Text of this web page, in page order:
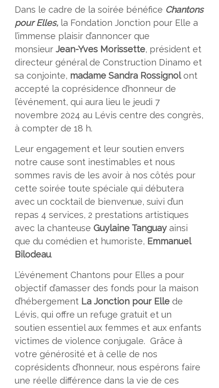
Dans le cadre de la soirée bénéfice Chantons
pour Elles, la Fondation Jonction pour Elle a
l’immense plaisir d’annoncer que
monsieur Jean-Yves Morissette, président et
directeur général de Construction Dinamo et
sa conjointe, madame Sandra Rossignolont
accepté la coprésidence d’honneur de
l’événement, qui aura lieu le jeudi 7
novembre 2024 au Lévis centre des congrès,
à compter de 18 h.
Leur engagement et leur soutien envers
notre cause sont inestimables et nous
sommes ravis de les avoir à nos côtés pour
cette soirée toute spéciale qui débutera
avec un cocktail de bienvenue, suivi d’un
repas 4 services, 2 prestations artistiques
avec la chanteuse Guylaine Tanguayainsi
que du comédien et humoriste, Emmanuel
Bilodeau.
L’événement Chantons pour Elles a pour
objectif d’amasser des fonds pour la maison
d’hébergement La Jonction pour Elle de
Lévis, qui offre un refuge gratuit et un
soutien essentiel aux femmes et aux enfants
victimes de violence conjugale. Grâce à
votre générosité et à celle de nos
coprésidents d’honneur, nous espérons faire
une réelle différence dans la vie de ces